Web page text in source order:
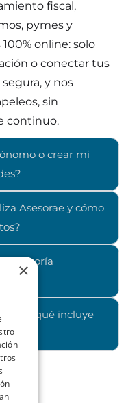
fiscal,
pymes y
online: solo
o conectar tus
y nos
sin
continuo.
o crear mi
Asesorae y cómo
asesoría
y qué incluye
×